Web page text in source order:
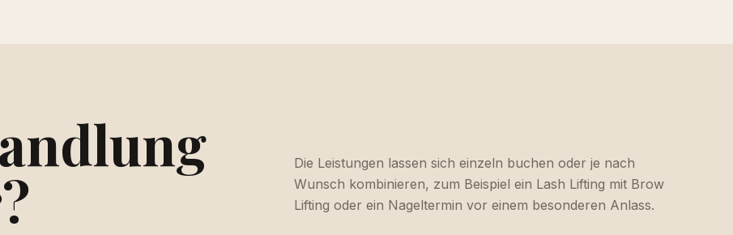
Die Leistungen lassen sich einzeln buchen oder je nach
Wunsch kombinieren, zum Beispiel ein Lash Lifting mit Brow
Lifting oder ein Nageltermin vor einem besonderen Anlass.